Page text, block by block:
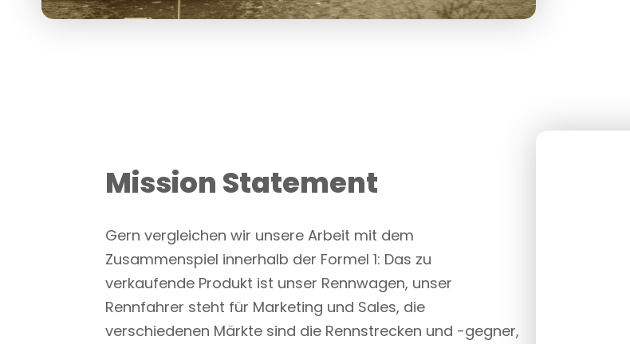
Mission Statement
Gern vergleichen wir unsere Arbeit mit dem
Zusammenspiel innerhalb der Formel 1: Das zu
verkaufende Produkt ist unser Rennwagen, unser
Rennfahrer steht für Marketing und Sales, die
verschiedenen Märkte sind die Rennstrecken und -gegner,